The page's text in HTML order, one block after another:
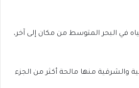
في البحر المتوسط من مكان إلى آخر،
والشرقية منها مالحة أكثر من الجزء